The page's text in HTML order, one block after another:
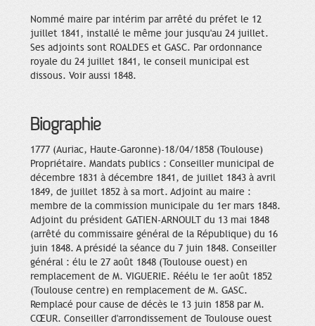
Nommé maire par intérim par arrêté du préfet le 12
juillet 1841, installé le même jour jusqu'au 24 juillet.
Ses adjoints sont ROALDES et GASC. Par ordonnance
royale du 24 juillet 1841, le conseil municipal est
dissous. Voir aussi 1848.
Biographie
1777 (Auriac, Haute-Garonne)-18/04/1858 (Toulouse)
Propriétaire. Mandats publics : Conseiller municipal de
décembre 1831 à décembre 1841, de juillet 1843 à avril
1849, de juillet 1852 à sa mort. Adjoint au maire :
membre de la commission municipale du 1er mars 1848.
Adjoint du président GATIEN-ARNOULT du 13 mai 1848
(arrêté du commissaire général de la République) du 16
juin 1848. A présidé la séance du 7 juin 1848. Conseiller
général : élu le 27 août 1848 (Toulouse ouest) en
remplacement de M. VIGUERIE. Réélu le 1er août 1852
(Toulouse centre) en remplacement de M. GASC.
Remplacé pour cause de décès le 13 juin 1858 par M.
CŒUR. Conseiller d'arrondissement de Toulouse ouest